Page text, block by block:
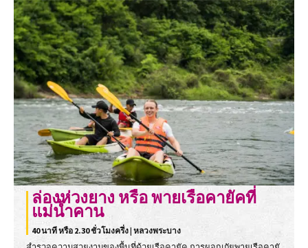
ล่องห่วงยาง หรือ พายเรือคายัคที่
แม่น้ำคาน
40 นาที หรือ 2.30 ชั่วโมงครึ่ง | หลวงพระบาง